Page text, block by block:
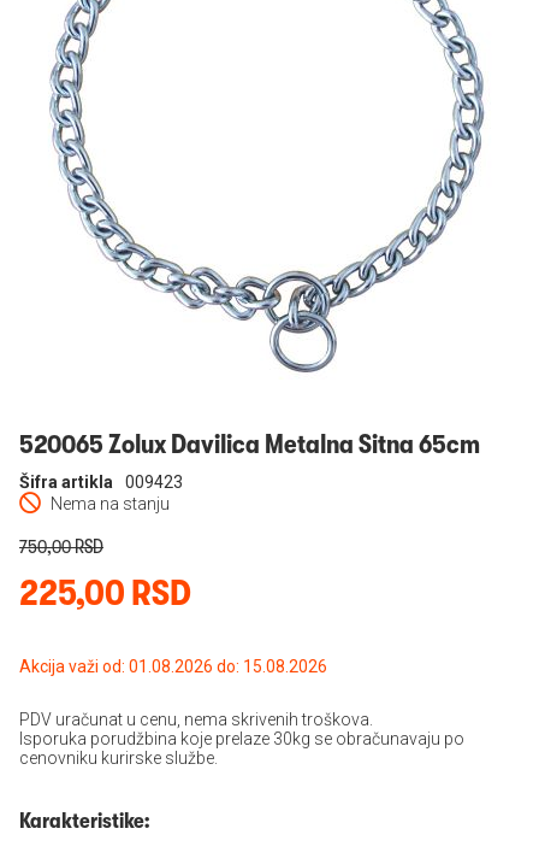
Prijavi se
520065 Zolux Davilica Metalna Sitna 65cm
Nema na stanju
Šifra artikla 009423
225,00 RSD
750,00 RSD
Akcija važi od: 01.08.2026 do: 15.08.2026
PDV uračunat u cenu, nema skrivenih troškova.
Isporuka porudžbina koje prelaze 30kg se obračunavaju po
cenovniku kurirske službe.
Karakteristike: